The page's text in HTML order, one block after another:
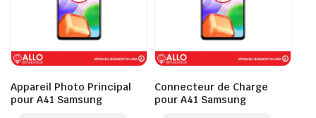
Appareil Photo Principal
pour A41 Samsung
Connecteur de Charge
pour A41 Samsung